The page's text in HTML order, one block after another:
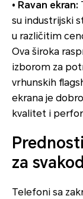
• Ravan ekran:
su industrijski
u različitim
Ova široka
izborom za
vrhunskih
ekrana je
kvalitet i
za
Telefoni sa